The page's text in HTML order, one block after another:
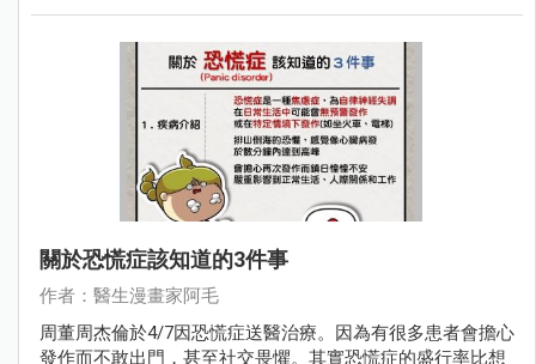
關於恐慌症該知道的3件事
作者：醫生漫畫家阿毛
周董周杰倫於4/7因恐慌症送醫治療。因為有很多患者會擔心
發作而不敢出門，甚至社交畏懼。其實恐慌症的盛行率比想